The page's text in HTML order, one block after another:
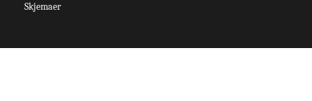
Skjemaer